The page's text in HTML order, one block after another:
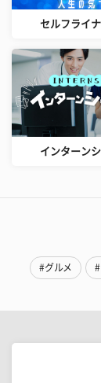
セルフライ
インターン
#グルメ #